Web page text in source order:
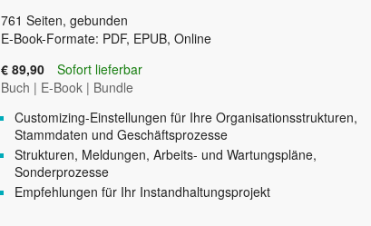
761 Seiten, gebunden
E-Book-Formate: PDF, EPUB, Online
€ 89,90
Sofort lieferbar
Buch | E-Book | Bundle
Customizing-Einstellungen für Ihre Organisationsstrukturen,
Stammdaten und Geschäftsprozesse
Strukturen, Meldungen, Arbeits- und Wartungspläne,
Sonderprozesse
Empfehlungen für Ihr Instandhaltungsprojekt